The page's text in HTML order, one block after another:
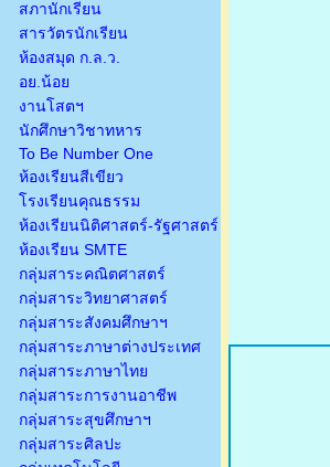
สภานักเรียน
สารวัตรนักเรียน
ห้องสมุด ก.ล.ว.
อย.น้อย
งานโสตฯ
นักศึกษาวิชาทหาร
To Be Number One
ห้องเรียนสีเขียว
โรงเรียนคุณธรรม
ห้องเรียนนิติศาสตร์-รัฐศาสตร์
ห้องเรียน SMTE
กลุ่มสาระคณิตศาสตร์
กลุ่มสาระวิทยาศาสตร์
กลุ่มสาระสังคมศึกษาฯ
กลุ่มสาระภาษาต่างประเทศ
กลุ่มสาระภาษาไทย
กลุ่มสาระการงานอาชีพ
กลุ่มสาระสุขศึกษาฯ
กลุ่มสาระศิลปะ